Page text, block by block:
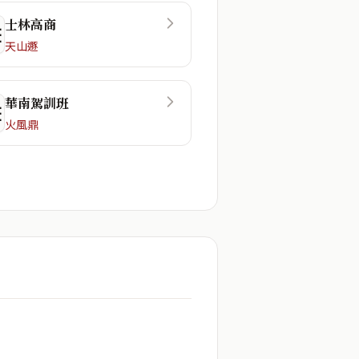
士林高商
天山遯
華南駕訓班
火風鼎